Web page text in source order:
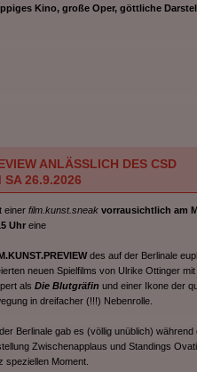
Kino, große Oper, göttliche
ANLÄSSLICH DES CSD
SA 26.9.2026
einer film.kunst.sneak vorrausichtlich am
Uhreine
des auf der Berlinale
neuen Spielfilms von Ulrike Ottinger mit
als Die Blutgräfinund einer Ikone der
in dreifacher (!!!) Nebenrolle.
Berlinale gab es (völlig unüblich) während
Zwischenapplaus und Standings
speziellen Moment.